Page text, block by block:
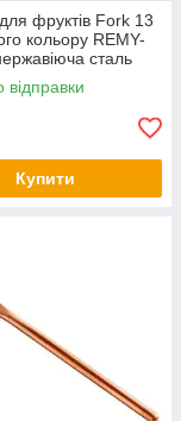
фруктів Fork 13
кольору REMY-
сталь
відправки
Купити